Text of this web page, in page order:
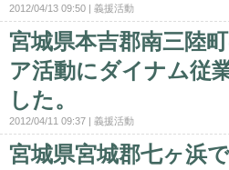
2012/04/13 09:50 義援活動
宮城県本吉郡南三陸
ア活動にダイナム従
した。
2012/04/11 09:37 義援活動
宮城県宮城郡七ヶ浜